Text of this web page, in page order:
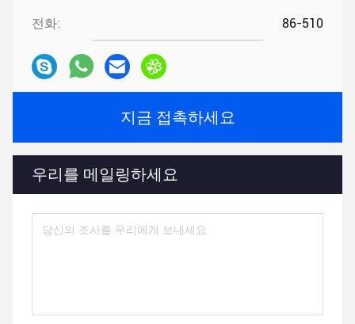
전화: 86-510
지금 접촉하세요
우리를 메일링하세요